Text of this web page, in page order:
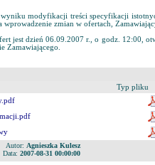
modyfikacji treści specyfikacji
wprowadzenie zmian w ofertach,
jest dzień 06.09.2007 r., o godz. 12:00,
Zamawiającego.
Typ pliku
Autor: Agnieszka Kulesz
Data: 2007-08-31 00:00:00